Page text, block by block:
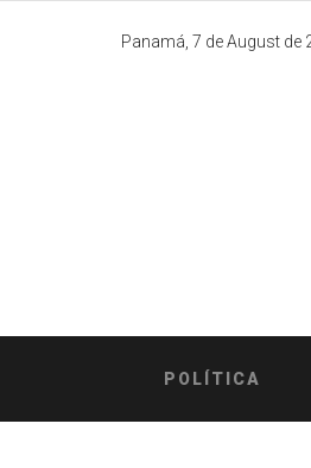
Panamá, 7 de August de
POLÍTICA